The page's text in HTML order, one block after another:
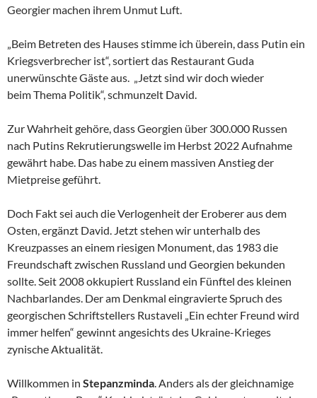
Georgier machen ihrem Unmut Luft.
„Beim Betreten des Hauses stimme ich überein, dass Putin ein
Kriegsverbrecher ist“, sortiert das Restaurant Guda
unerwünschte Gäste aus. „Jetzt sind wir doch wieder
beim Thema Politik“, schmunzelt David.
Zur Wahrheit gehöre, dass Georgien über 300.000 Russen
nach Putins Rekrutierungswelle im Herbst 2022 Aufnahme
gewährt habe. Das habe zu einem massiven Anstieg der
Mietpreise geführt.
Doch Fakt sei auch die Verlogenheit der Eroberer aus dem
Osten, ergänzt David. Jetzt stehen wir unterhalb des
Kreuzpasses an einem riesigen Monument, das 1983 die
Freundschaft zwischen Russland und Georgien bekunden
sollte. Seit 2008 okkupiert Russland ein Fünftel des kleinen
Nachbarlandes. Der am Denkmal eingravierte Spruch des
georgischen Schriftstellers Rustaveli „Ein echter Freund wird
immer helfen“ gewinnt angesichts des Ukraine-Krieges
zynische Aktualität.
Willkommen in Stepanzminda. Anders als der gleichnamige